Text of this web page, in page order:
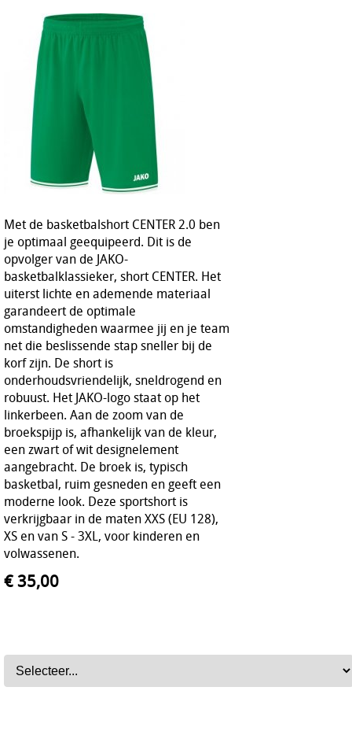
Stanno keeperskleding
Met de basketbalshort CENTER 2.0 ben
je optimaal geequipeerd. Dit is de
opvolger van de JAKO-
basketbalklassieker, short CENTER. Het
uiterst lichte en ademende materiaal
garandeert de optimale
omstandigheden waarmee jij en je team
net die beslissende stap sneller bij de
korf zijn. De short is
onderhoudsvriendelijk, sneldrogend en
robuust. Het JAKO-logo staat op het
linkerbeen. Aan de zoom van de
broekspijp is, afhankelijk van de kleur,
een zwart of wit designelement
aangebracht. De broek is, typisch
basketbal, ruim gesneden en geeft een
moderne look. Deze sportshort is
verkrijgbaar in de maten XXS (EU 128),
XS en van S - 3XL, voor kinderen en
volwassenen.
€ 35,00